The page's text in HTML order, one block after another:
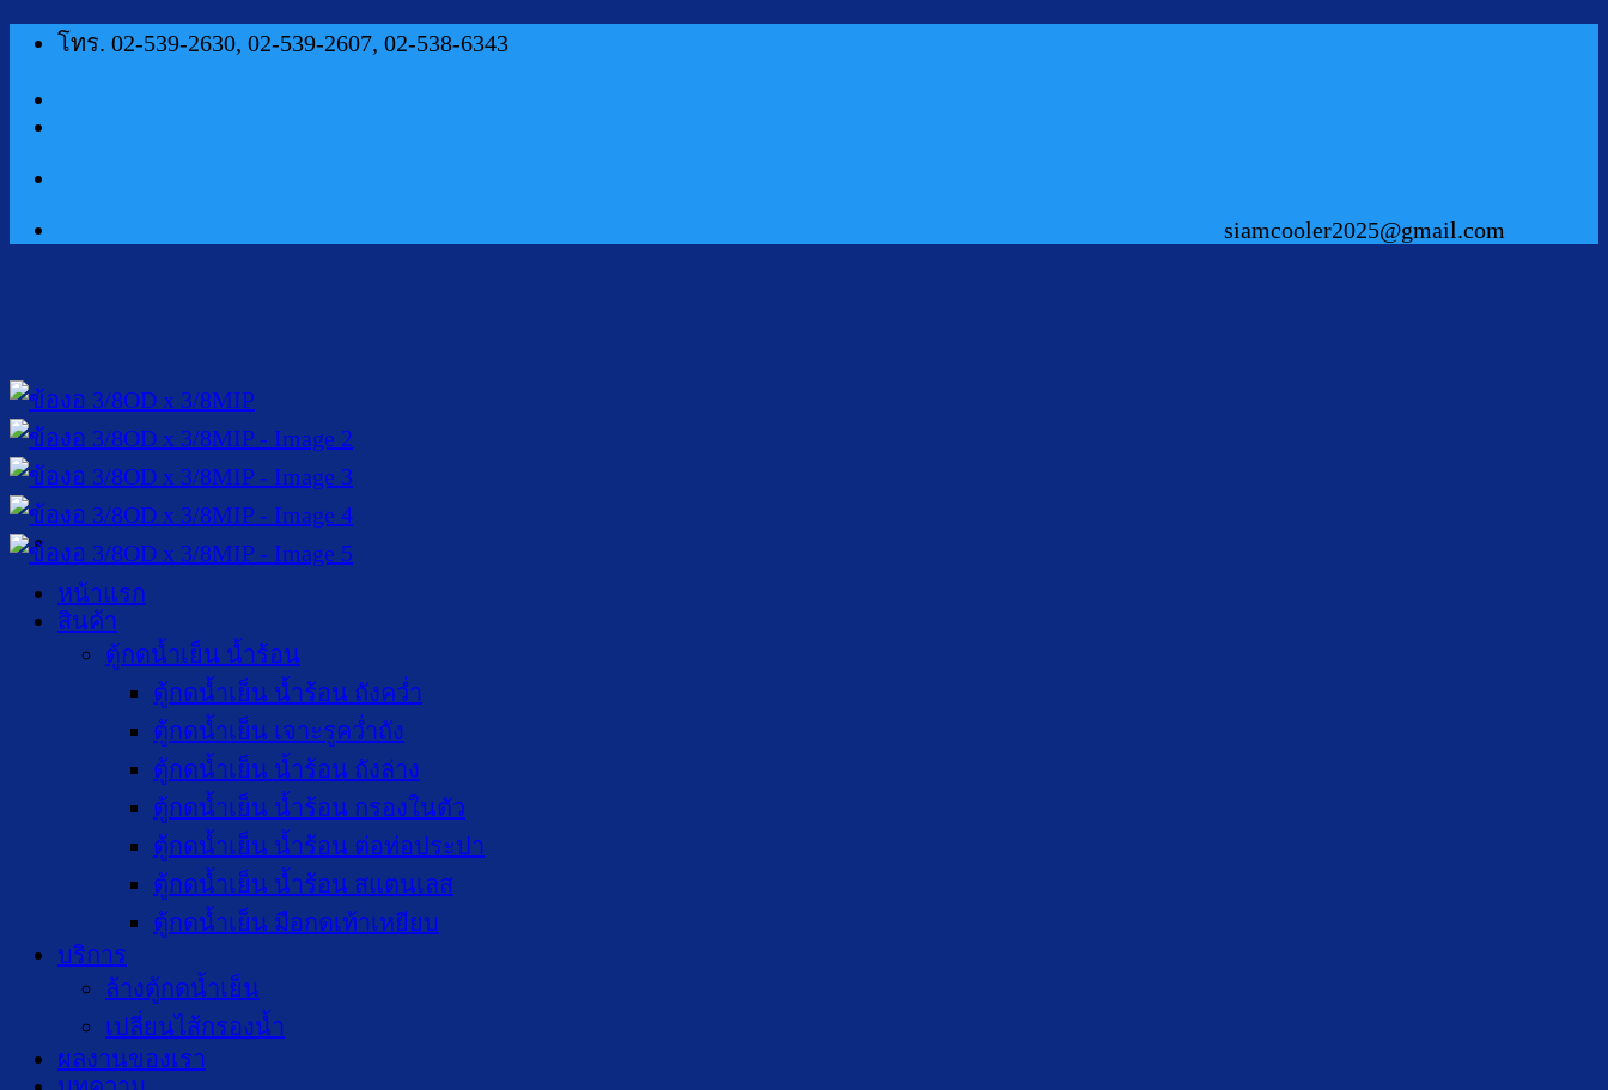
ข้าม โทร. 02-539-2630, 02-539-2607, 02-538-6343
siamcooler2025@gmail.com
หน้าแรก
สินค้า
ตู้กดน้ำเย็น น้ำร้อน
ตู้กดน้ำเย็น น้ำร้อน ถังคว่ำ
ตู้กดน้ำเย็น เจาะรูคว่ำถัง
ตู้กดน้ำเย็น น้ำร้อน ถังล่าง
ตู้กดน้ำเย็น น้ำร้อน กรองในตัว
ตู้กดน้ำเย็น น้ำร้อน ต่อท่อประปา
ตู้กดน้ำเย็น น้ำร้อน สแตนเลส
ตู้กดน้ำเย็น มือกดเท้าเหยียบ
บริการ
ล้างตู้กดน้ำเย็น
เปลี่ยนไส้กรองน้ำ
ผลงานของเรา